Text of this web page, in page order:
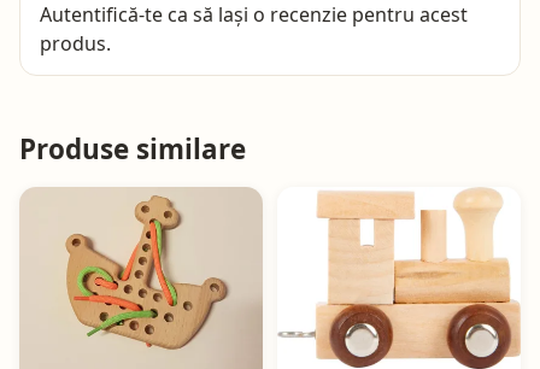
Autentifică-te ca să lași o recenzie pentru acest
produs.
Produse similare